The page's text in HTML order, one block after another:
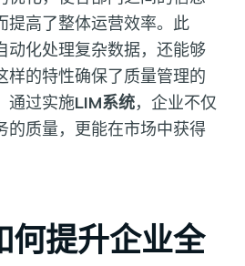
提高了整体运营效率。此
动化处理复杂数据，还能够
样的特性确保了质量管理的
通过实施LIM系统，企业不仅
的质量，更能在市场中获得
何提升企业全